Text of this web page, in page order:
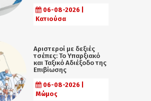
06-08-2026 |
Κατιούσα
Αριστεροί με δεξιές
τσέπες: Το Υπαρξιακό
και Ταξικό Αδιέξοδο της
Επιβίωσης
06-08-2026 |
Μώμος